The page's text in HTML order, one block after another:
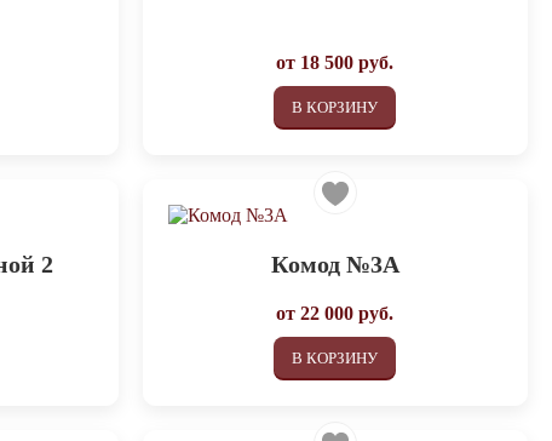
от 18 500 руб.
В КОРЗИНУ
2 Комод №3А
от22 000 руб.
В КОРЗИНУ